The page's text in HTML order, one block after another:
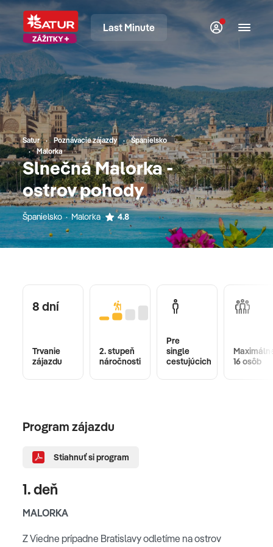
Last Minute
Satur Poznávacie zájazdy
Španielsko
Malorka
Slnečná Malorka -
ostrov pohody
Španielsko · Malorka 4.8
8 dní
Trvanie
zájazdu
2. stupeň
náročnosti
Pre
single
cestujúcich
16 osôb
Program zájazdu
Stiahnuť si program
1. deň
MALORKA
Z Viedne prípadne Bratislavy odletíme na ostrov